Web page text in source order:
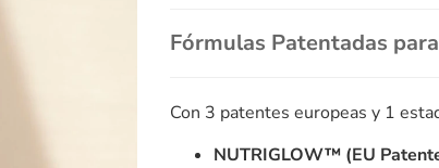
Fórmulas Patentadas
Con 3 patentes europeas y 1
NUTRIGLOW™ (EU